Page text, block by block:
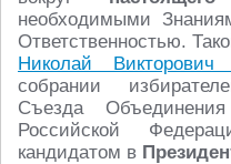
необходимыми
Ответственностью.
Николай Викторович
собрании
Съезда
Российской
кандидатом в